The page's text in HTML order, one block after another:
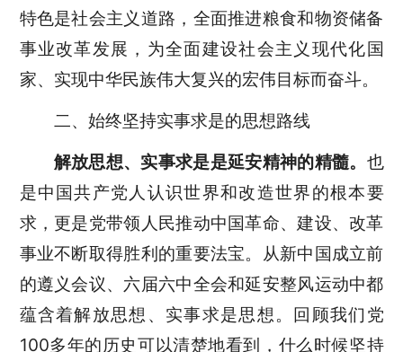
特色是社会主义道路，全面推进粮食和物资储备
事业改革发展，为全面建设社会主义现代化国
家、实现中华民族伟大复兴的宏伟目标而奋斗。
二、始终坚持实事求是的思想路线
解放思想、实事求是是延安精神的精髓。 也
是中国共产党人认识世界和改造世界的根本要
求，更是党带领人民推动中国革命、建设、改革
事业不断取得胜利的重要法宝。从新中国成立前
的遵义会议、六届六中全会和延安整风运动中都
蕴含着解放思想、实事求是思想。回顾我们党
100多年的历史可以清楚地看到，什么时候坚持